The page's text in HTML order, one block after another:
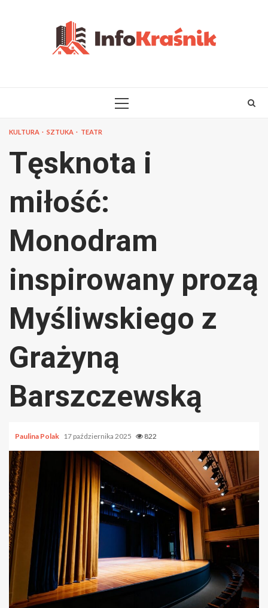
PRIMARY
KULTURA SZTUKA TEATR
Tęsknota i
miłość:
Monodram
inspirowany prozą
Myśliwskiego z
Grażyną
Barszczewską
Paulina Polak 17 października 2025 822